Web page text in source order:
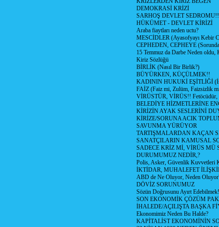
DEMOKRASİ KRİZİ
SARHOŞ DEVLET SEDROMU!!
HÜKÜMET - DEVLET KİRİZİ
Araba fiaytları neden uctu?
MESCİDLER (Ayasofyayı Kebir
CEPHEDEN, CEPHEYE
15 Temmuz da Darbe Neden oldu,
Kiriz Sözlüğü
BİRLİK (Nasıl Bir Birlik?)
BÜYÜRKEN, KÜÇÜLMEK!!
KADININ HUKUKİ EŞİTLİĞİ
FAİZ (Faiz mi, Zulüm, Faizsizlik
VİRÜSTÜR, VİRÜS!! Fetöcüdür,
BELEDİYE HİZMETLERİNE
KİRİZİN AYAK SESLERİNİ
KİRİZE/SORUNA ACIK
SAVUNMA YÜRÜYOR
TARTIŞMALARDAN KAÇAN
SANATÇILARIN KAMUSAL
SADECE KRİZ Mİ, VİRÜS MÜ
DURUMUMUZ NEDİR,?
Polis, Asker, Güvenlik Kuvvetleri
İKTİDAR, MUHALEFET
ABD de Ne Oluyor, Neden
DÖVİZ SORUNUMUZ
Sözün Doğrusunu Ayırt Edebilmek!
SON EKONOMİK ÇÖZÜM
İHALEDE/AÇILIŞTA BAŞKA
Ekonomimiz Neden Bu Halde?
KAPİTALİST EKONOMİNİN